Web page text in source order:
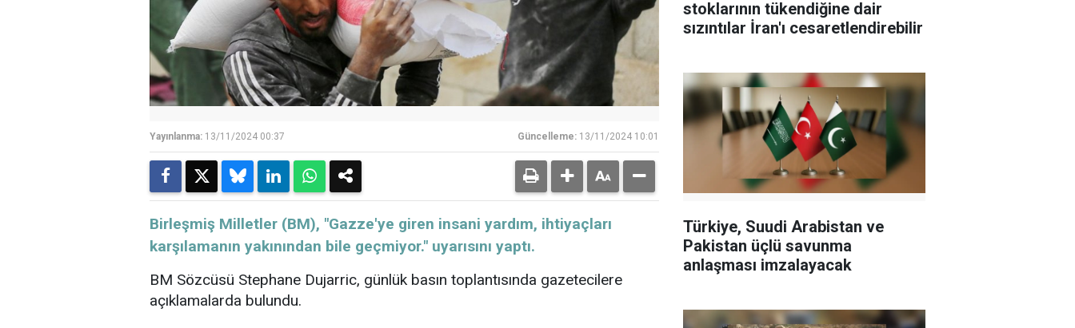
Yayınlanma: 13/11/2024 00:37 Güncelleme: 13/11/2024 10:01
Birleşmiş Milletler (BM), "Gazze'ye giren insani yardım, ihtiyaçları
karşılamanın yakınından bile geçmiyor." uyarısını yaptı.
BM Sözcüsü Stephane Dujarric, günlük basın toplantısında gazetecilere
açıklamalarda bulundu.
stoklarının tükendiğine dair
sızıntılar İran'ı cesaretlendirebilir
Türkiye, Suudi Arabistan ve
Pakistan üçlü savunma
anlaşması imzalayacak